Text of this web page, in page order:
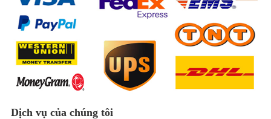
Dịch vụ của chúng tôi